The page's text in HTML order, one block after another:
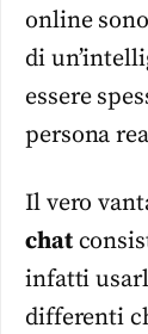
online
di
essere
persona
Il vero
chat
infatti
differenti